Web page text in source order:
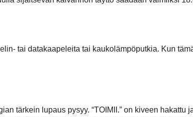
tai datakaapeleita tai kaukolämpöputkia. Kun
tärkein lupaus pysyy. “TOIMII.” on kiveen